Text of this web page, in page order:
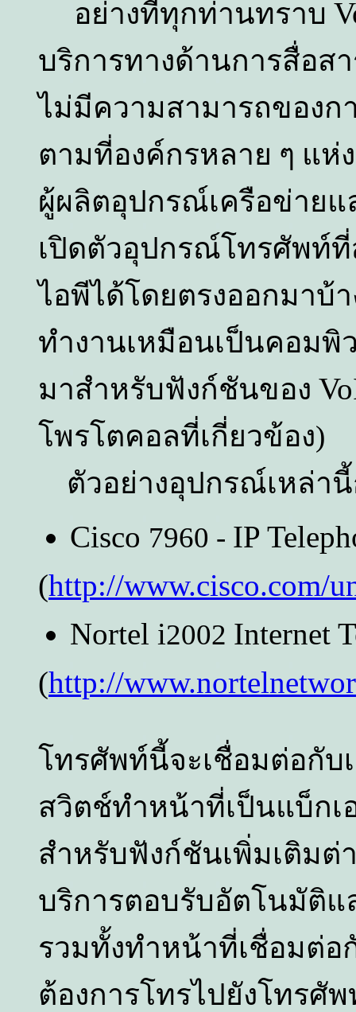
อย่างที่ทุกท่านทราบ
บริการทางด้านการสื่อส
ไม่มีความสามารถของก
ตามที่องค์กรหลาย ๆ แห่
ผู้ผลิตอุปกรณ์เครือข่าย
เปิดตัวอุปกรณ์โทรศัพท์
ไอพีได้โดยตรงออกมา
ทำงานเหมือนเป็นคอมพิ
มาสำหรับฟังก์ชันของ
โพรโตคอลที่เกี่ยวข้อง)
ตัวอย่างอุปกรณ์เหล่า
Cisco 7960 - IP
(http://www.cisco.com/
Nortel i2002 Internet
(http://
โทรศัพท์นี้จะเชื่อมต่อกับ
สวิตช์ทำหน้าที่เป็นแบ็กเ
สำหรับฟังก์ชันเพิ่มเติมต่
บริการตอบรับอัตโนมัติแ
รวมทั้งทำหน้าที่เชื่อมต่
ต้องการโทรไปยังโทรศั